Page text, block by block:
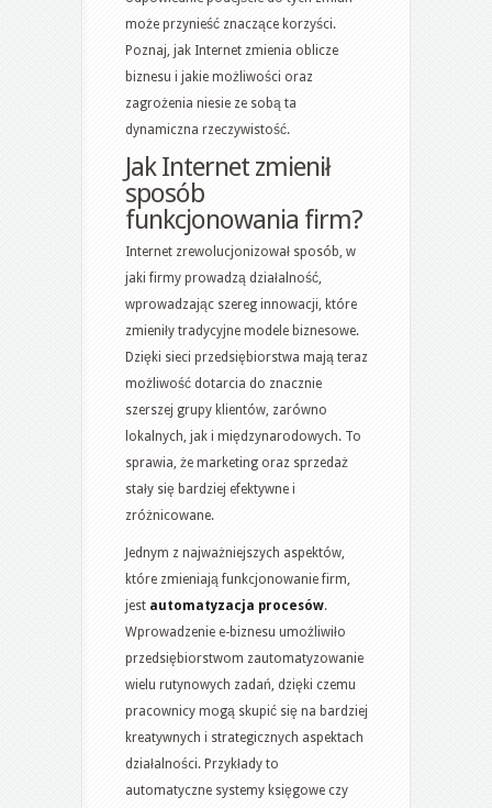
może przynieść znaczące korzyści.
Poznaj, jak Internet zmienia oblicze
biznesu i jakie możliwości oraz
zagrożenia niesie ze sobą ta
dynamiczna rzeczywistość.
Jak Internet zmienił
sposób
funkcjonowania firm?
Internet zrewolucjonizował sposób, w
jaki firmy prowadzą działalność,
wprowadzając szereg innowacji, które
zmieniły tradycyjne modele biznesowe.
Dzięki sieci przedsiębiorstwa mają teraz
możliwość dotarcia do znacznie
szerszej grupy klientów, zarówno
lokalnych, jak i międzynarodowych. To
sprawia, że marketing oraz sprzedaż
stały się bardziej efektywne i
zróżnicowane.
Jednym z najważniejszych aspektów,
które zmieniają funkcjonowanie firm,
jest automatyzacja procesów.
Wprowadzenie e-biznesu umożliwiło
przedsiębiorstwom zautomatyzowanie
wielu rutynowych zadań, dzięki czemu
pracownicy mogą skupić się na bardziej
kreatywnych i strategicznych aspektach
działalności. Przykłady to
automatyczne systemy księgowe czy